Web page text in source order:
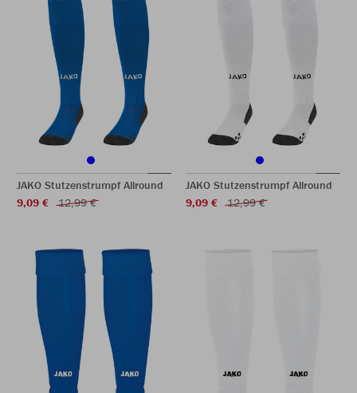
JAKO Stutzenstrumpf Allround
9,09 €
12,99 €
JAKO Stutzenstrumpf Allround
9,09 €
12,99 €